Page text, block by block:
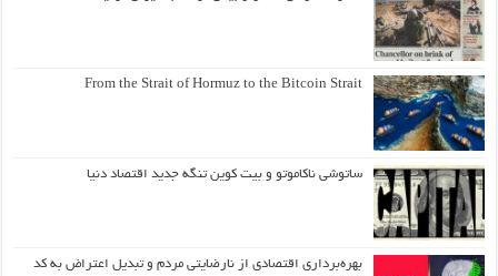
From the Strait of Hormuz to the Bitcoin Strait
ساتوشی ناکاموتو و بیت کوین تنگه جدید اقتصاد دنیا
بهره‌برداری اقتصادی از نارضایتی مردم و تبدیل اعتراض به کد